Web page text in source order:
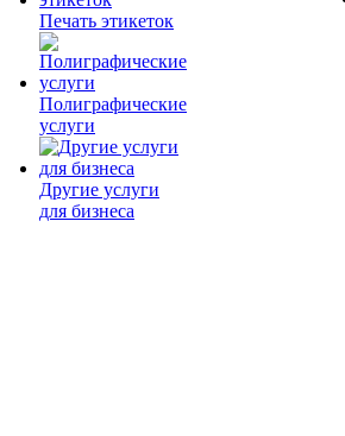
Печать этикеток
Полиграфические
услуги
Другие услуги
для бизнеса